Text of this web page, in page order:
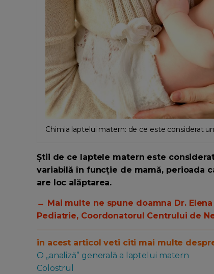
Chimia laptelui matern: de ce este considerat
Știi de ce laptele matern este
variabilă în funcție de mamă, perioada
are loc alăptarea.
→ Mai multe ne spune doamna Dr.
Pediatrie, Coordonatorul Centrului de
in acest articol veti citi mai multe
O „analiză” generală a laptelui matern
Colostrul